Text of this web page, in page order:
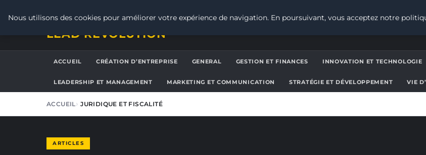
LEAD REVOLUTION
ACCUEIL CRÉATION D’ENTREPRISE GENERAL GESTION ET FINANCES INNOVATION ET TECHNOLOGIE
LEADERSHIP ET MANAGEMENT MARKETING ET COMMUNICATION STRATÉGIE ET DÉVELOPPEMENT VIE
ACCUEIL JURIDIQUE ET FISCALITÉ
ARTICLES
Nous utilisons des cookies pour améliorer votre expérience de navigation. En poursuivant, vous acceptez notre